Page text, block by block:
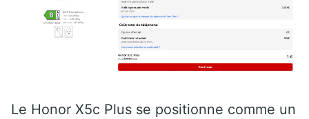
Le Honor X5c Plus se positionne comme un